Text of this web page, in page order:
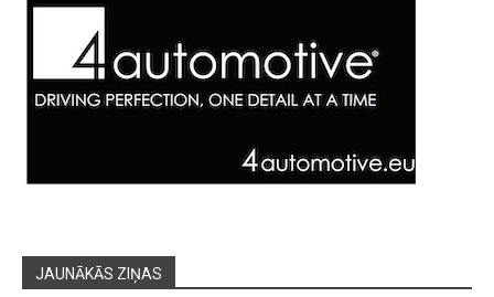
JAUNĀKĀS ZIŅAS